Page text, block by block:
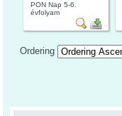
PON Nap 5-6.
évfolyam
Ordering